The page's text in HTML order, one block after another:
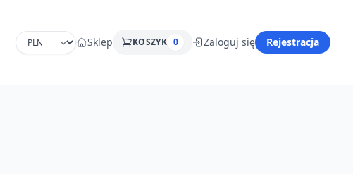
Sklep KOSZYK 0 Zaloguj się Rejestracja